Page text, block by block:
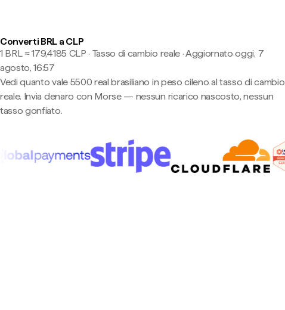
Converti BRL a CLP
1 BRL ≈ 179,4185 CLP · Tasso di cambio reale·Aggiornato oggi, 7
agosto, 16:57
Vedi quanto vale 5500 real brasiliano in peso cileno al tasso di cambio
reale. Invia denaro con Morse — nessun ricarico nascosto, nessun
tasso gonfiato.